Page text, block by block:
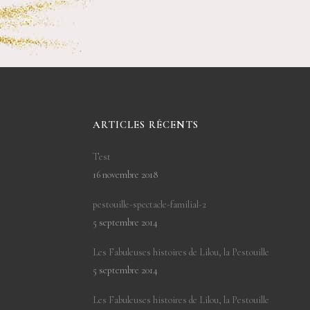
ARTICLES RÉCENTS
Test
16 novembre 2018
pestouille-spectacle-familial-2
5 septembre 2014
Les Fabuleuses histoires de Lilou, la Pestouille
5 septembre 2014
Les Fabuleuses histoires de Lilou, la Pestouille